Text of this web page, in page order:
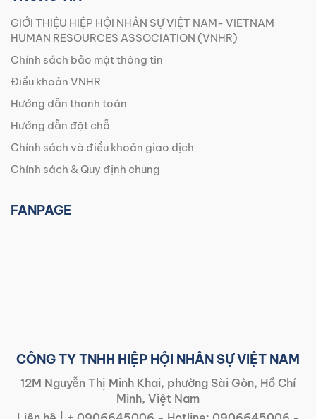
GIỚI THIỆU HIỆP HỘI NHÂN SỰ VIỆT NAM- VIETNAM
HUMAN RESOURCES ASSOCIATION (VNHR)
Chính sách bảo mật thông tin
Điều khoản VNHR
Hướng dẫn thanh toán
Hướng dẫn đặt chỗ
Chính sách và điều khoản giao dịch
Chính sách & Quy định chung
FANPAGE
CÔNG TY TNHH HIỆP HỘI NHÂN SỰ VIỆT NAM
12M Nguyễn Thị Minh Khai, phường Sài Gòn, Hồ Chí
Minh, Việt Nam